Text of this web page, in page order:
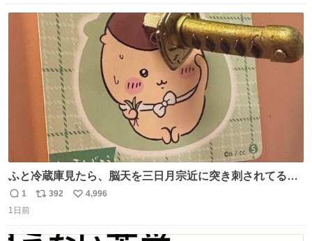
ト
数
数
ふと冷蔵庫見たら、脳天を三日月宗近に突き刺されてるく
りまんじゅうパイセンが
返
信
1
リ
392
い
4,996
1日前